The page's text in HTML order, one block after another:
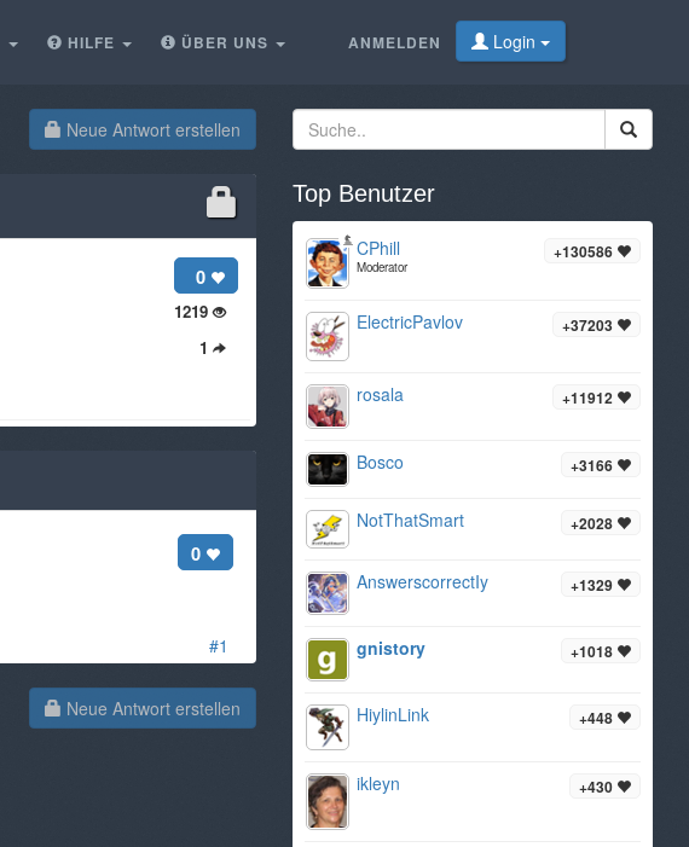
ANMELDEN Login
HILFE ÜBER UNS
Neue Antwort erstellen
0
1219
1
#1
0
Neue Antwort erstellen
Top Benutzer
+130586
CPhill
Moderator
+37203
ElectricPavlov
+11912
rosala
+3166
Bosco
+2028
NotThatSmart
+1329
AnswerscorrectIy
+1018
gnistory
+448
HiylinLink
+430
ikleyn